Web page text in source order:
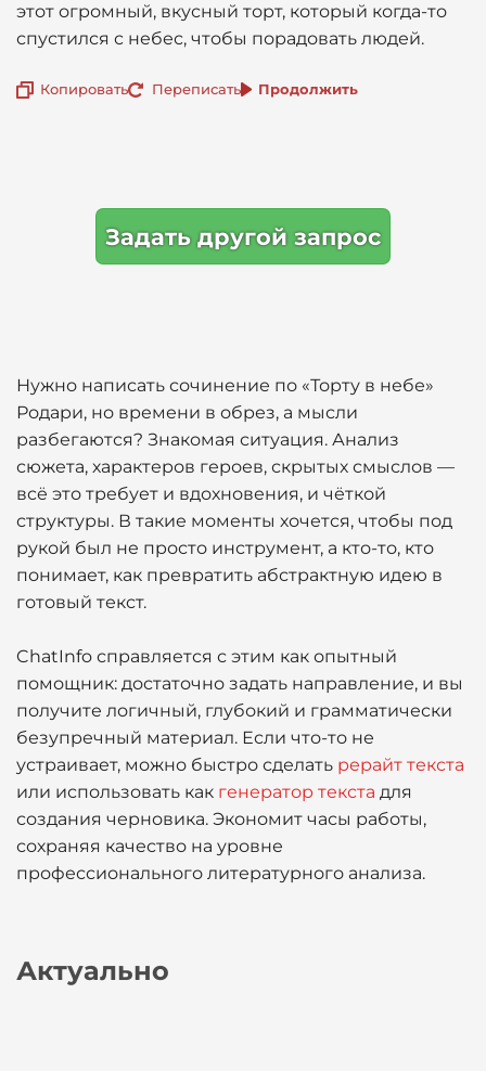
этот огромный, вкусный торт, который когда-то
спустился с небес, чтобы порадовать людей.
Копировать Переписать Продолжить
Задать другой запрос
Нужно написать сочинение по «Торту в небе»
Родари, но времени в обрез, а мысли
разбегаются? Знакомая ситуация. Анализ
сюжета, характеров героев, скрытых смыслов —
всё это требует и вдохновения, и чёткой
структуры. В такие моменты хочется, чтобы под
рукой был не просто инструмент, а кто-то, кто
понимает, как превратить абстрактную идею в
готовый текст.
ChatInfo справляется с этим как опытный
помощник: достаточно задать направление, и вы
получите логичный, глубокий и грамматически
безупречный материал. Если что-то не
устраивает, можно быстро сделать рерайт текста
или использовать как генератор текста для
создания черновика. Экономит часы работы,
сохраняя качество на уровне
профессионального литературного анализа.
Актуально